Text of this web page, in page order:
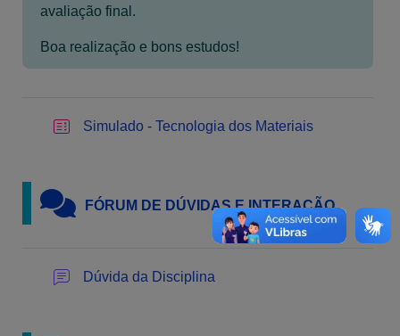
avaliação final.
Boa realização e bons estudos!
Simulado - Tecnologia dos Materiais
FÓRUM DE DÚVIDAS E INTERAÇÃO
Dúvida da Disciplina